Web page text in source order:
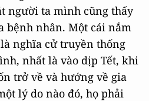
người ta mình cũng thấy
bệnh nhân. Một cái nắm
nghĩa cử truyền thống
nhất là vào dịp Tết, khi
trở về và hướng về gia
lý do nào đó, họ phải